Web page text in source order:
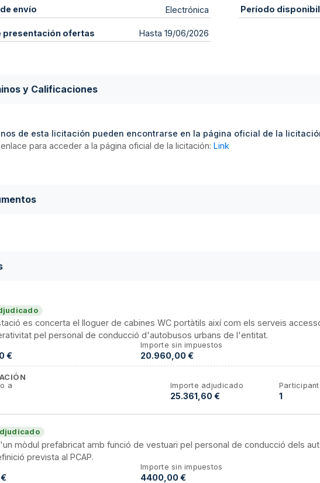
envío Electrónica
presentación ofertas Hasta 19/06/2026
Período
y Calificaciones
de esta licitación pueden encontrarse en la página oficial de la
para acceder a la página oficial de la licitación: Link
es concerta el lloguer de cabines WC portàtils així com els serveis
pel personal de conducció d'autobusos urbans de l'entitat.
€
Importe sin impuestos
20.960,00 €
a
Importe adjudicado
25.361,60 € 1
mòdul prefabricat amb funció de vestuari pel personal de conducció dels
prevista al PCAP.
Importe sin impuestos
4400,00 €